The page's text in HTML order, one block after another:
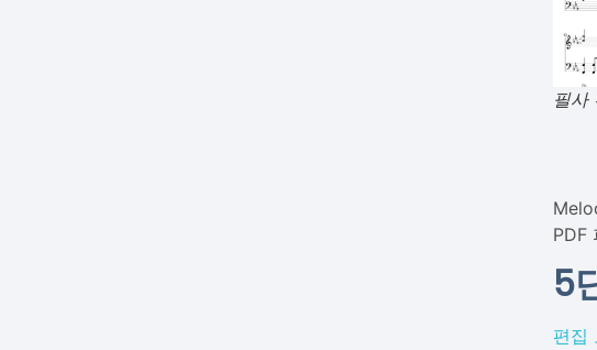
필사
PDF
5
편집